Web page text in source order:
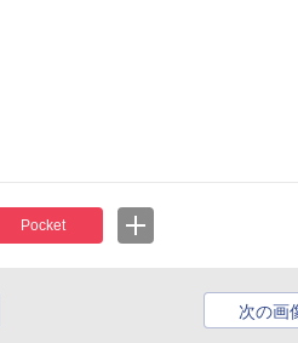
Pocket
次の画